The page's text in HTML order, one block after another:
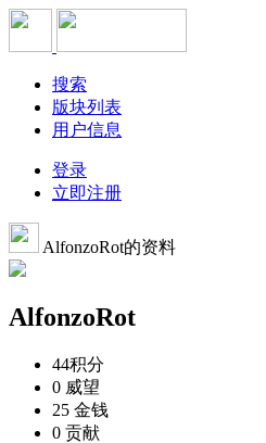
搜索
版块列表
用户信息
登录
立即注册
AlfonzoRot的资料
AlfonzoRot
44积分
0 威望
25 金钱
0 贡献